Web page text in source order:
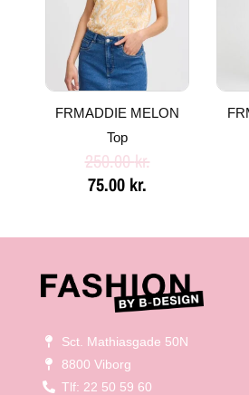
FRMADDIE MELON
Top
250.00kr.
75.00 kr.
Sct. Mathiasgade 50N
8800 Viborg
Tlf: 22 50 59 60